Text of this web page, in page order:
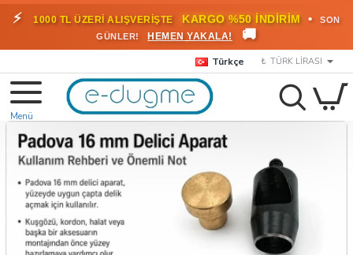
⚡ 1000 TL ÜZERİ ALIŞVERİŞTE KARGO %50 İNDİRİM •
SON
GÜNLER!
HEMEN YAKALA! 🚚
Türkçe ₺ TÜRK LIRASI